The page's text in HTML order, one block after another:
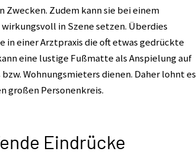
Zudem kann sie bei einem
in Szene setzen. Überdies
in einer Arztpraxis die oft etwas gedrückte
eine lustige Fußmatte als Anspielung auf
Wohnungsmieters dienen. Daher lohnt es
großen Personenkreis.
Eindrücke